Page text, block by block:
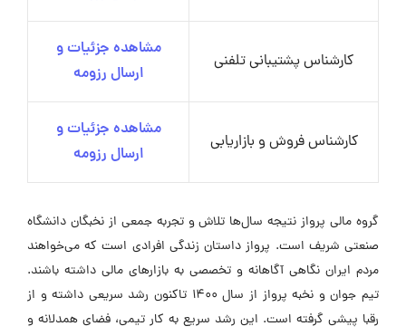
مشاهده جزئیات و
مشاهده جزئیات و
کارشناس فروش و بازاریابی
مشاهده جزئیات و
ارسال رزومه
گروه مالی پرواز نتیجه سال‌ها تلاش و تجربه جمعی از نخبگان دانشگاه